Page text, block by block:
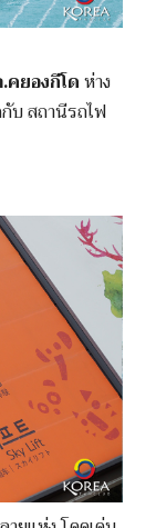
คยองกีโดห่าง
บ สถานีรถไฟ